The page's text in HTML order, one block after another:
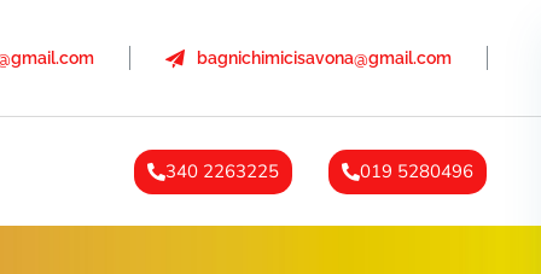
bagnichimicisavona@gmail.com
340 2263225 019 5280496